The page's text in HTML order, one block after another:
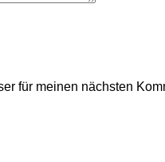
für meinen nächsten